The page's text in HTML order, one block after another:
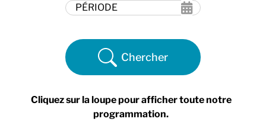
PÉRIODE
Chercher
Cliquez sur la loupe pour afficher toute notre
programmation.